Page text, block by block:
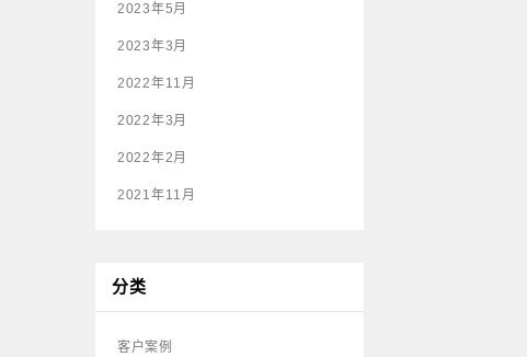
2023年5月
2023年3月
2022年11月
2022年3月
2022年2月
2021年11月
分类
客户案例